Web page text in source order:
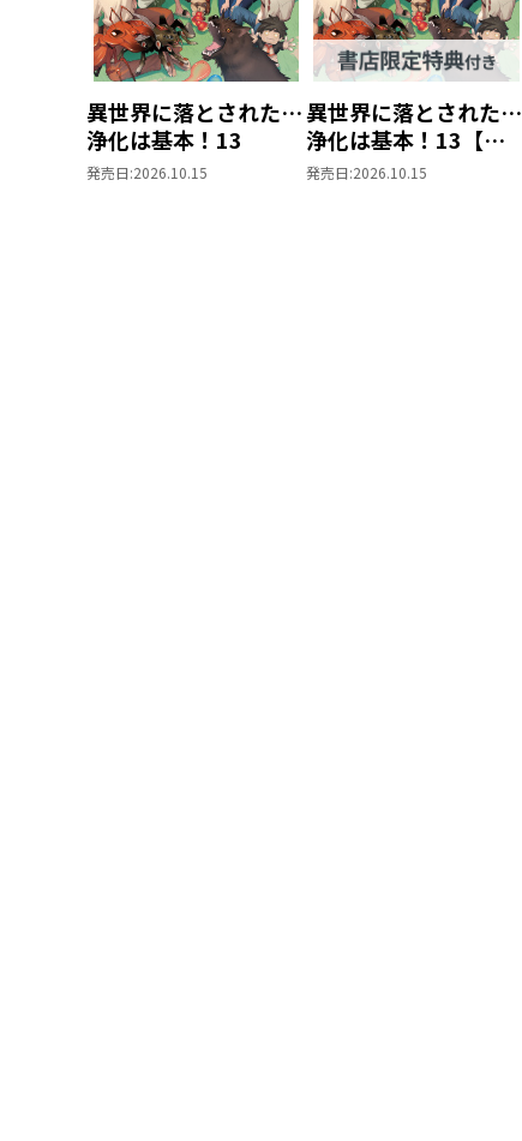
異世界に落とされた…
浄化は基本！13
発売日:2026.10.15
異世界に落とされた…
浄化は基本！13【ピ
ッコマ限定SS付き】
発売日:2026.10.15